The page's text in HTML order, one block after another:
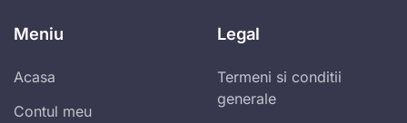
Meniu
Acasa
Contul meu
Legal
Termeni si conditii
generale